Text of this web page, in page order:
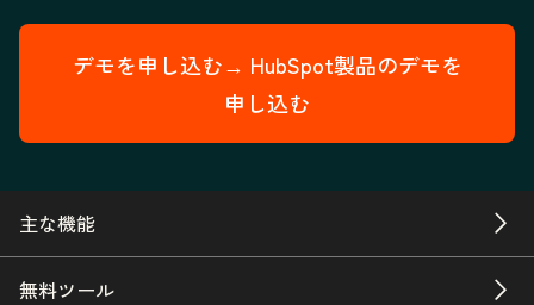
デモを申し込む→ HubSpot製品のデモを
申し込む
主な機能
無料ツール